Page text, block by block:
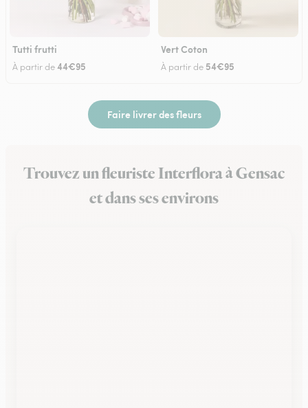
Tutti frutti
À partir de44€95
Vert Coton
À partir de 54€95
Faire livrer des fleurs
Trouvez un fleuriste Interflora à Gensac
et dans ses environs